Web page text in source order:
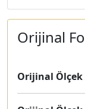
Orijinal
Orijinal Ölçek